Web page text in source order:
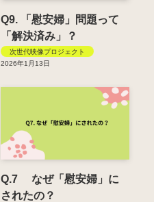
Q9. 「慰安婦」問題って
「解決済み」？
次世代映像プロジェクト
2026年1月13日
Q.7 なぜ「慰安婦」に
されたの？